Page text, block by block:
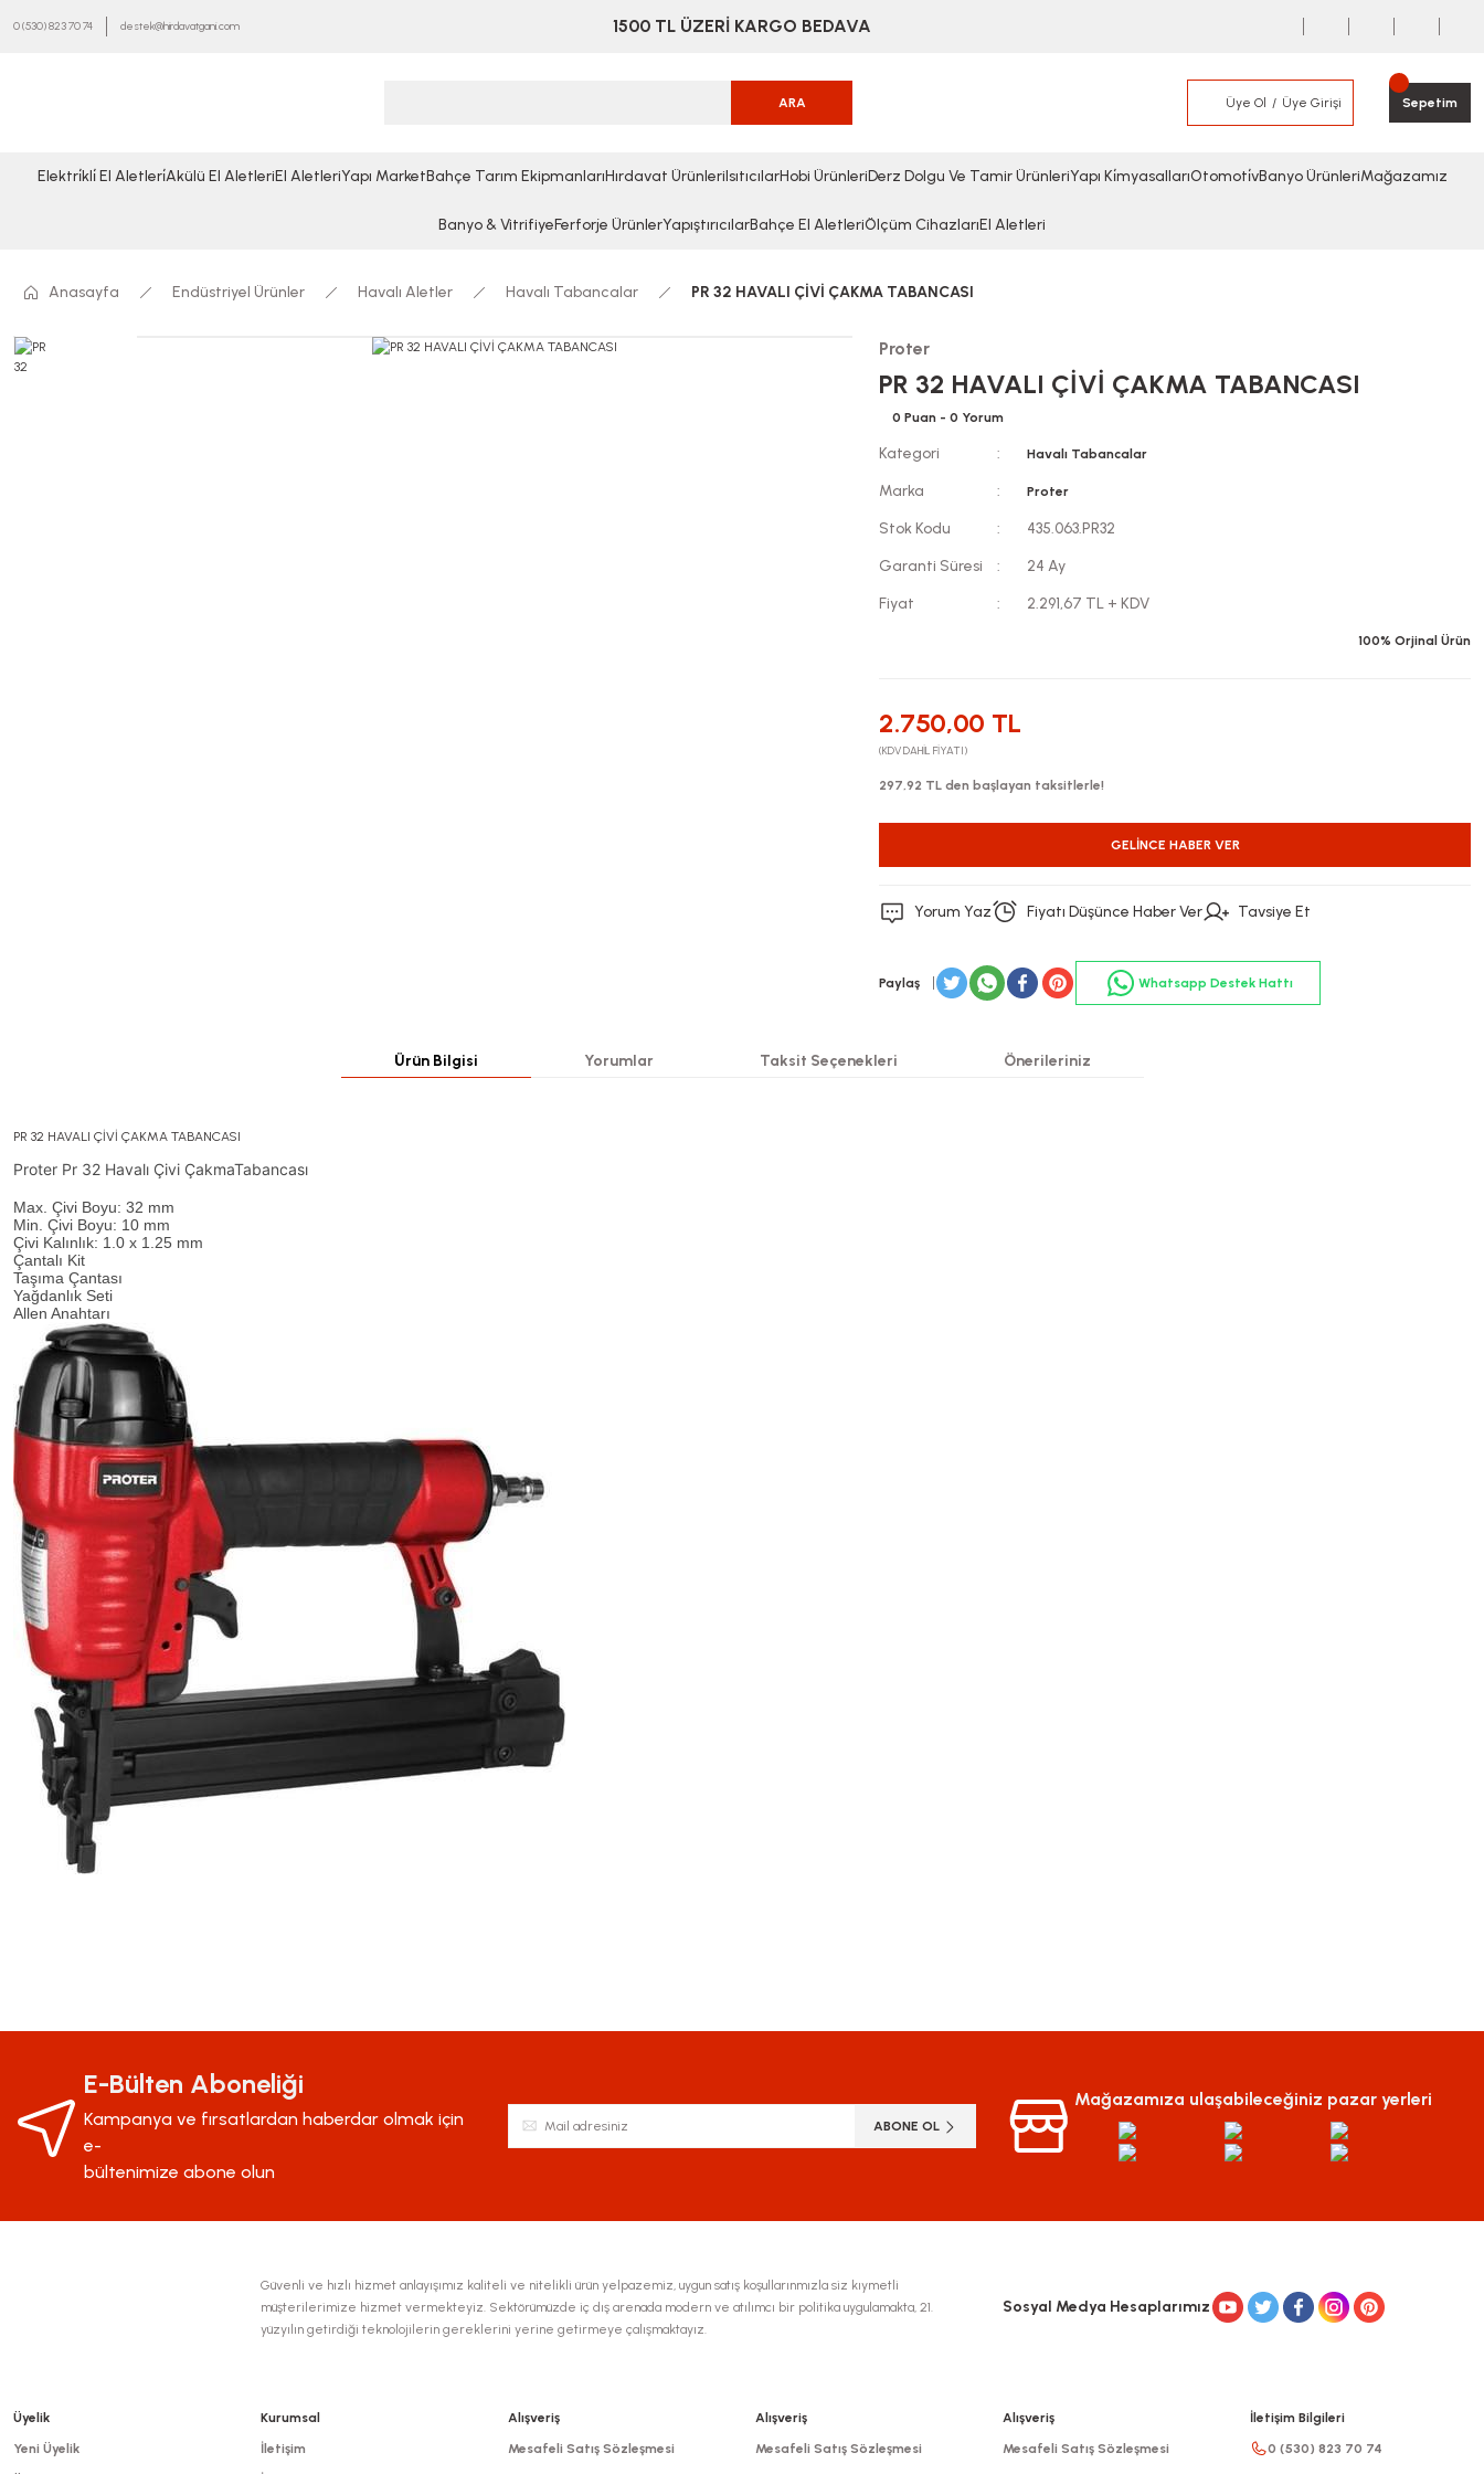
0 (530) 823 70 74 destek@hirdavatgani.com 1500 TL ÜZERİ KARGO BEDAVA
ARA Üye Ol Üye Girişi Sepetim
Elektri̇kli̇ El Aletleri̇Akülü El AletleriEl AletleriYapı MarketBahçe Tarım EkipmanlarıHırdavat ÜrünleriIsıtıcılarHobi ÜrünleriDerz Dolgu Ve Tamir ÜrünleriYapı Ki̇myasallarıOtomoti̇vBanyo ÜrünleriMağazamız
Banyo & VitrifiyeFerforje ÜrünlerYapıştırıcılarBahçe El AletleriÖlçüm CihazlarıEl Aletleri
Anasayfa Endüstriyel Ürünler Havalı Aletler Havalı Tabancalar PR 32 HAVALI ÇİVİ ÇAKMA TABANCASI
Proter
PR 32 HAVALI ÇİVİ ÇAKMA TABANCASI
0 Puan - 0 Yorum
Kategori Havalı Tabancalar
Marka Proter
Stok Kodu
435.063.PR32
Garanti Süresi
24 Ay
Fiyat
2.291,67 TL + KDV
100% Orjinal Ürün
2.750,00 TL
(KDV DAHİL FİYATI)
297,92 TL den başlayan taksitlerle!
GELINCE HABER VER
Yorum Yaz Fiyatı Düşünce Haber Ver Tavsiye Et
Paylaş Whatsapp Destek Hattı
Ürün Bilgisi Yorumlar Taksit Seçenekleri Önerileriniz
PR 32 HAVALI ÇİVİ ÇAKMA TABANCASI
Proter Pr 32 Havalı Çivi ÇakmaTabancası
Max. Çivi Boyu: 32 mm
Min. Çivi Boyu: 10 mm
Çivi Kalınlık: 1.0 x 1.25 mm
Çantalı Kit
Taşıma Çantası
Yağdanlık Seti
Allen Anahtarı
Bu ürüne ilk yorumu siz yapın!
Ürün resmi kalitesiz, bozuk veya görüntülenemiyor.
Ürün açıklamasında eksik bilgiler bulunuyor.
Ürün bilgilerinde hatalar bulunuyor.
Ürün fiyatı diğer sitelerden daha pahalı.
E-Bülten Aboneliği
Kampanya ve fırsatlardan haberdar olmak için
e-
bültenimize abone olun
ABONE OL
Mağazamıza ulaşabileceğiniz pazar yerleri
Güvenli ve hızlı hizmet anlayışımız kaliteli ve nitelikli ürün yelpazemiz, uygun satış koşullarınmızla siz kıymetli
müşterilerimize hizmet vermekteyiz. Sektörümüzde iç dış arenada modern ve atılımcı bir politika uygulamakta, 21.
yüzyılın getirdiği teknolojilerin gereklerini yerine getirmeye çalışmaktayız.
Sosyal Medya Hesaplarımız
Üyelik
Yeni Üyelik
Kurumsal
İletişim
Alışveriş
Mesafeli Satış Sözleşmesi
Alışveriş
Mesafeli Satış Sözleşmesi
Alışveriş
Mesafeli Satış Sözleşmesi
İletişim Bilgileri
0 (530) 823 70 74